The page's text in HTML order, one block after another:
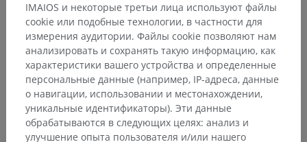
Ветеринарная гистология
Переводы
IMAIOS и некоторые третьи лица используют файлы
cookie или подобные технологии, в частности для
измерения аудитории. Файлы cookie позволяют нам
анализировать и сохранять такую информацию, как
характеристики вашего устройства и определенные
персональные данные (например, IP-адреса, данные
о навигации, использовании и местонахождении,
уникальные идентификаторы). Эти данные
обрабатываются в следующих целях: анализ и
улучшение опыта пользователя и/или нашего